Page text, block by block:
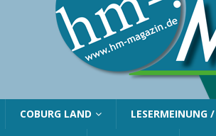
COBURG LAND LESERMEINUNG